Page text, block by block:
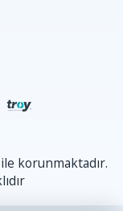
korunmaktadır.